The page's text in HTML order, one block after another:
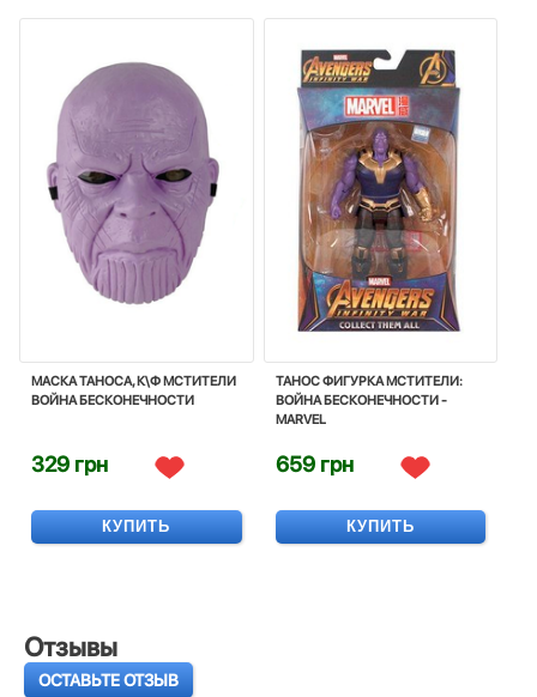
МАСКА ТАНОСА, К\Ф МСТИТЕЛИ
ВОЙНА БЕСКОНЕЧНОСТИ
329 грн
КУПИТЬ
ТАНОС ФИГУРКА МСТИТЕЛИ:
ВОЙНА БЕСКОНЕЧНОСТИ -
MARVEL
659 грн
КУПИТЬ
Отзывы
ОСТАВЬТЕ ОТЗЫВ